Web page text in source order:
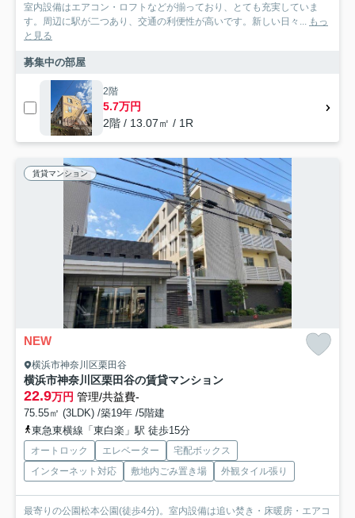
室内設備はエアコン・ロフトなどが揃っており、とても充実していま
す。周辺に駅が二つあり、交通の利便性が高いです。新しい日々... もっ
と見る
募集中の部屋
2階
5.7万円
2階 / 13.07㎡ / 1R
賃貸マンション
NEW
横浜市神奈川区栗田谷
横浜市神奈川区栗田谷の賃貸マンション
22.9万円 管理/共益費-
75.55㎡ (3LDK) /築19年 /5階建
東急東横線「東白楽」駅 徒歩15分
オートロック エレベーター
宅配ボックス
インターネット対応
敷地内ごみ置き場 外観タイル張り
最寄りの公園松本公園(徒歩4分)。室内設備は追い焚き・床暖房・エアコ